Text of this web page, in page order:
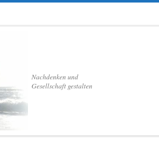
Nachdenken und
Gesellschaft gestalten